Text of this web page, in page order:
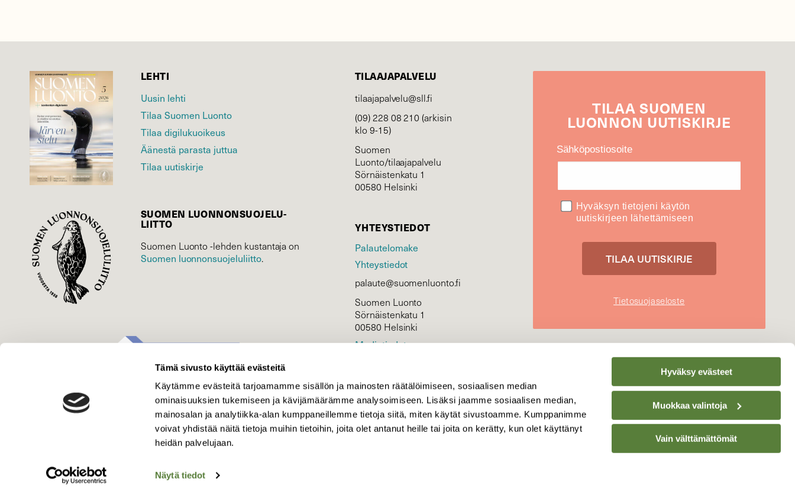
Tämä sivusto käyttää evästeitä
Käytämme evästeitä tarjoamamme sisällön ja mainosten räätälöimiseen, sosiaalisen median
ominaisuuksien tukemiseen ja kävijämäärämme analysoimiseen. Lisäksi jaamme sosiaalisen median,
mainosalan ja analytiikka-alan kumppaneillemme tietoja siitä, miten käytät sivustoamme. Kumppanimme
voivat yhdistää näitä tietoja muihin tietoihin, joita olet antanut heille tai joita on kerätty, kun olet käyttänyt
heidän palvelujaan.
Näytä tiedot
Hyväksy evästeet
Muokkaa valintoja
Vain välttämättömät
LEHTI
Uusin lehti
Tilaa Suomen Luonto
Tilaa digilukuoikeus
Äänestä parasta juttua
Tilaa uutiskirje
SUOMEN LUONNON­SUOJELU­
LIITTO
Suomen Luonto -lehden kustantaja on
Suomen luonnonsuojelu­liitto.
TILAAJAPALVELU
tilaajapalvelu@sll.fi
(09) 228 08 210 (arkisin
klo 9-15)
Suomen
Luonto/tilaajapalvelu
Sörnäistenkatu 1
00580 Helsinki
YHTEYSTIEDOT
Palautelomake
Yhteystiedot
palaute@suomenluonto.fi
Suomen Luonto
Sörnäistenkatu 1
00580 Helsinki
Mediatiedot
KIRJAUDU
TILAASUOMEN
LUONNON UUTIS­KIRJE
Sähköpostiosoite
Hyväksyn tietojeni käytön
uutiskirjeen lähettämiseen
Tietosuojaseloste